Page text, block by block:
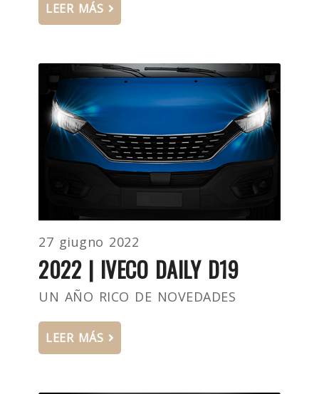
LEER MÁS
27 giugno 2022
2022 | IVECO DAILY D19
UN AÑO RICO DE NOVEDADES
LEER MÁS